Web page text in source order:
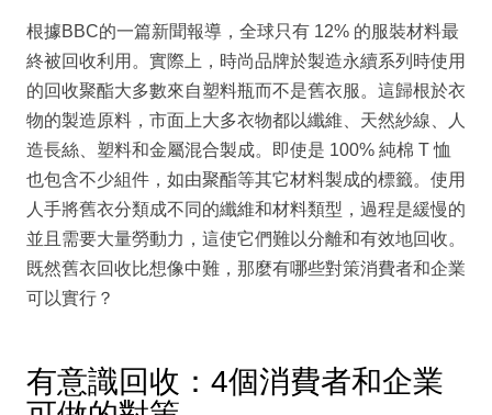
根據BBC的一篇新聞報導，全球只有 12% 的服裝材料最
終被回收利用。實際上，時尚品牌於製造永續系列時使用
的回收聚酯大多數來自塑料瓶而不是舊衣服。這歸根於衣
物的製造原料，市面上大多衣物都以纖維、天然紗線、人
造長絲、塑料和金屬混合製成。即使是 100% 純棉 T 恤
也包含不少組件，如由聚酯等其它材料製成的標籤。使用
人手將舊衣分類成不同的纖維和材料類型，過程是緩慢的
並且需要大量勞動力，這使它們難以分離和有效地回收。
既然舊衣回收比想像中難，那麼有哪些對策消費者和企業
可以實行？
有意識回收：4個消費者和企業